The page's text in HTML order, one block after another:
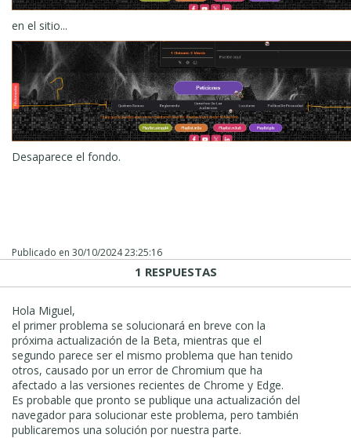
en el sitio...
Desaparece el fondo.
Publicado en 30/10/2024 23:25:16
1 RESPUESTAS
Hola Miguel,
el primer problema se solucionará en breve con la
próxima actualización de la Beta, mientras que el
segundo parece ser el mismo problema que han tenido
otros, causado por un error de Chromium que ha
afectado a las versiones recientes de Chrome y Edge.
Es probable que pronto se publique una actualización del
navegador para solucionar este problema, pero también
publicaremos una solución por nuestra parte.